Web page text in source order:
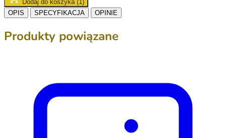
Dodaj do koszyka (1)
OPIS
SPECYFIKACJA OPINIE
Produkty powiązane